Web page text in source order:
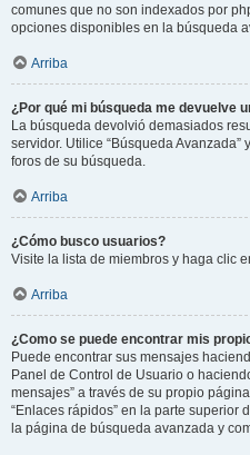
comunes que no son indexados por
opciones disponibles en la búsqueda
Arriba
¿Por qué mi búsqueda me devuelve
La búsqueda devolvió demasiados
servidor. Utilice “Búsqueda
foros de su búsqueda.
Arriba
¿Cómo busco usuarios?
Visite la lista de miembros y haga clic
Arriba
¿Como se puede encontrar mis
Puede encontrar sus mensajes
Panel de Control de Usuario o
mensajes” a través de su propio
“Enlaces rápidos” en la parte superior
la página de búsqueda avanzada y